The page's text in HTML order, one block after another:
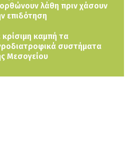
λάθη πριν χάσουν
επιδότηση
κρίσιμη καμπή τα
συστήματα
Μεσογείου